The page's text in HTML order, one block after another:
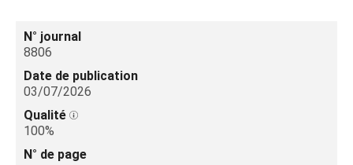
N° journal
8806
Date de publication
03/07/2026
Qualité
100%
N° de page